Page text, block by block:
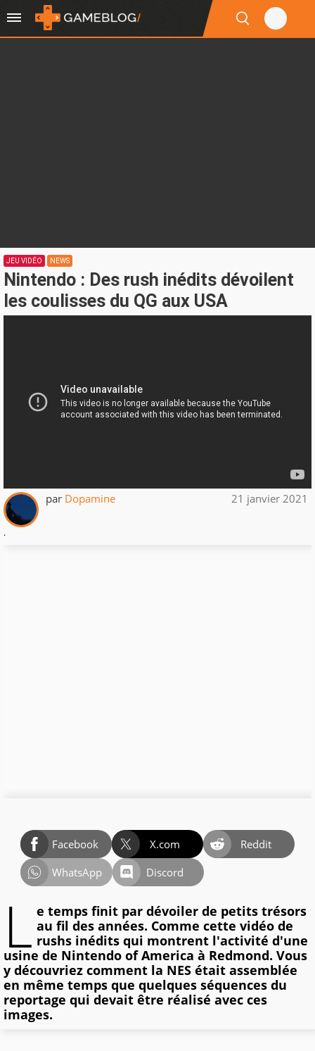
JEU VIDÉO NEWS
Nintendo : Des rush inédits dévoilent
les coulisses du QG aux USA
par Dopamine 21 janvier 2021
.
Facebook X.com
Reddit
WhatsApp
Discord
L e temps finit par dévoiler de petits trésors
au fil des années. Comme cette vidéo de
rushs inédits qui montrent l'activité d'une
usine de Nintendo of America à Redmond. Vous
y découvriez comment la NES était assemblée
en même temps que quelques séquences du
reportage qui devait être réalisé avec ces
images.